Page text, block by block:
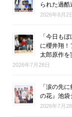
られた過酷
2026年8月2
「今日も
に櫻井翔
太郎原作を
2026年7月28日
「涙の先
の花』池袋
2026年7月28